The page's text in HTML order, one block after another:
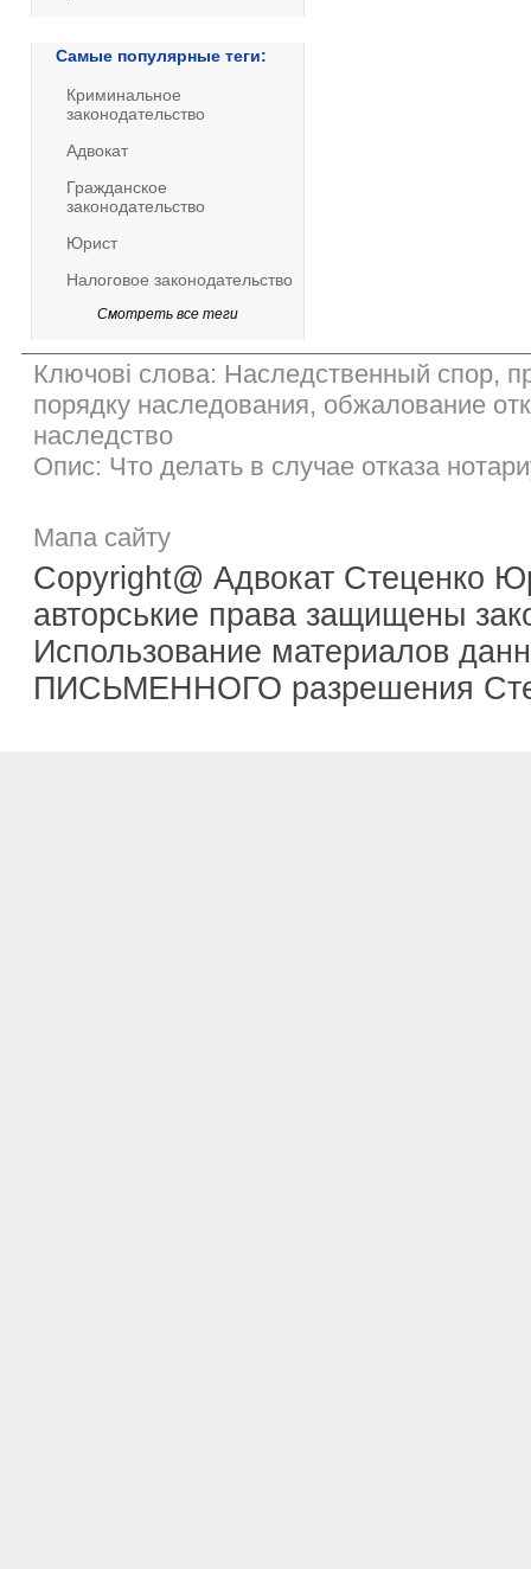
Самые популярные теги:
Криминальное
законодательство
Адвокат
Гражданское
законодательство
Юрист
Налоговое законодательство
Смотреть все теги
Ключові слова: Наследственный спор,
порядку наследования, обжалование
наследство
Опис: Что делать в случае отказа
Мапа сайту
Copyright@ Адвокат Стеценко
авторськие права защищены
Использование материалов
ПИСЬМЕННОГО разрешения